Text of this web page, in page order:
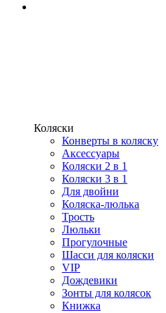
Коляски
Конверты в коляску
Аксессуары
Коляски 2 в 1
Коляски 3 в 1
Для двойни
Коляска-люлька
Трость
Люльки
Прогулочные
Шасси для коляски
VIP
Дождевики
Зонты для колясок
Книжка